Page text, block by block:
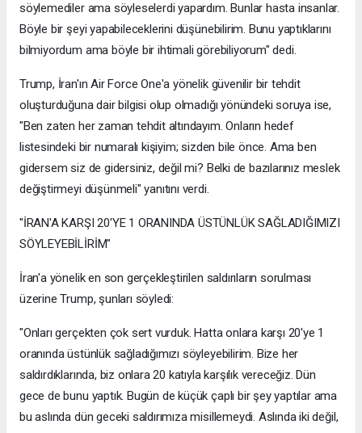
söylemediler ama söyleselerdi yapardım. Bunlar hasta insanlar.
Böyle bir şeyi yapabileceklerini düşünebilirim. Bunu yaptıklarını
bilmiyordum ama böyle bir ihtimali görebiliyorum" dedi.
Trump, İran'ın Air Force One'a yönelik güvenilir bir tehdit
oluşturduğuna dair bilgisi olup olmadığı yönündeki soruya ise,
"Ben zaten her zaman tehdit altındayım. Onların hedef
listesindeki bir numaralı kişiyim; sizden bile önce. Ama ben
gidersem siz de gidersiniz, değil mi? Belki de bazılarınız meslek
değiştirmeyi düşünmeli" yanıtını verdi.
"İRAN'A KARŞI 20'YE 1 ORANINDA ÜSTÜNLÜK SAĞLADIĞIMIZI
SÖYLEYEBİLİRİM"
İran'a yönelik en son gerçekleştirilen saldırıların sorulması
üzerine Trump, şunları söyledi:
"Onları gerçekten çok sert vurduk. Hatta onlara karşı 20'ye 1
oranında üstünlük sağladığımızı söyleyebilirim. Bize her
saldırdıklarında, biz onlara 20 katıyla karşılık vereceğiz. Dün
gece de bunu yaptık. Bugün de küçük çaplı bir şey yaptılar ama
bu aslında dün geceki saldırımıza misillemeydi. Aslında iki değil,